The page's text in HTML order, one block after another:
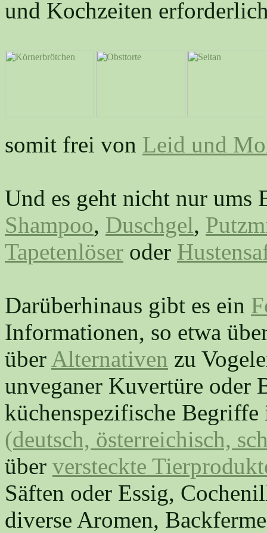
und Kochzeiten
somit frei von Leid und
Und es geht nicht nur ums
Shampoo, Duschgel,
Tapetenlöser oder
Darüberhinaus gibt es ein
Informationen, so etwa
über Alternativen zu
unveganer Kuvertüre oder
küchenspezifische
(deutsch, österreichisch,
über versteckte
Säften oder Essig,
diverse Aromen,